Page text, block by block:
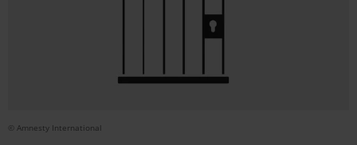
© Amnesty International